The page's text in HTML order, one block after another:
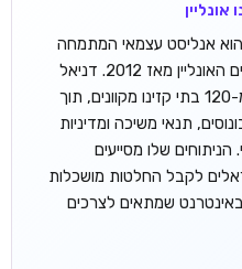
אונליין
הוא אנליסט עצמאי המתמחה
בשוק ההימורים האונליין מאז 2012. דניאל
בחן למעלה מ-120 בתי קזינו מקוונים, תוך
תנאי משיכה ומדיניות
שלו מסייעים
לקבל החלטות מושכלות
באינטרנט שמתאים לצרכים